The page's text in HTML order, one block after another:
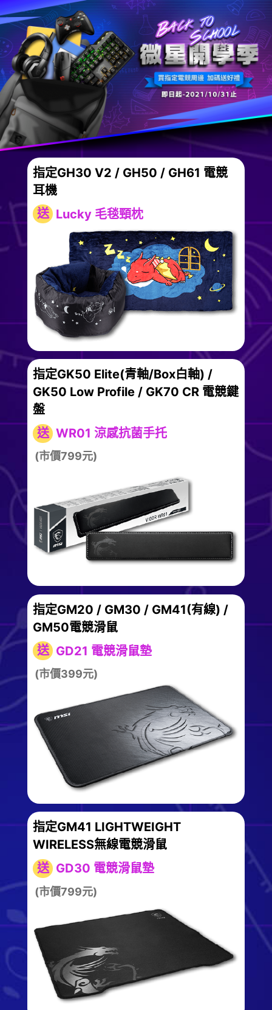
指定GH30 V2 / GH50 / GH61 電競
耳機
送 Lucky 毛毯頸枕
指定GK50 Elite(青軸/Box白軸) /
GK50 Low Profile / GK70 CR 電競鍵
盤
送 WR01 涼感抗菌手托
(市價799元)
指定GM20 / GM30 / GM41(有線) /
GM50電競滑鼠
送 GD21 電競滑鼠墊
(市價399元)
指定GM41 LIGHTWEIGHT
WIRELESS無線電競滑鼠
送 GD30 電競滑鼠墊
(市價799元)